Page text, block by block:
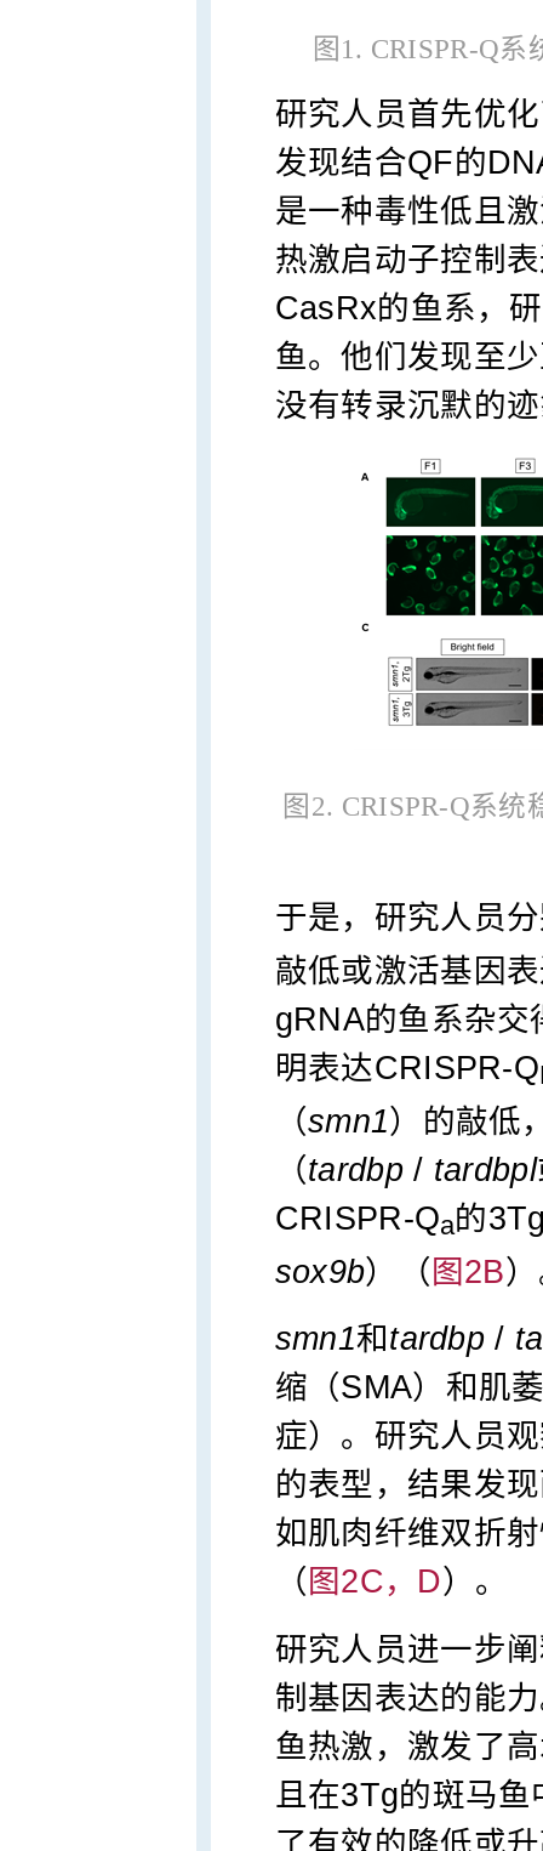
图1. CRISPR-Q
研究人员首先优
发现结合QF的
是一种毒性低且
热激启动子控制
CasRx的鱼系，
鱼。他们发现至
没有转录沉默的
图2. CRISPR-Q系
于是，研究人员
敲低或激活基因
gRNA的鱼系杂交
明表达CRISPR-Q
（smn1）的敲低
（tardbp/ tardbpl
CRISPR-Qa的
sox9b）（ 图2B
smn1和tardbp /
缩（SMA）和肌
症）。研究人员
的表型，结果发
如肌肉纤维双折
（ 图2C，D）。
研究人员进一步
制基因表达的能
鱼热激，激发了
且在3Tg的斑马
了有效的降低或